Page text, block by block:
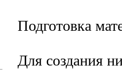
Подготовка
Для создания